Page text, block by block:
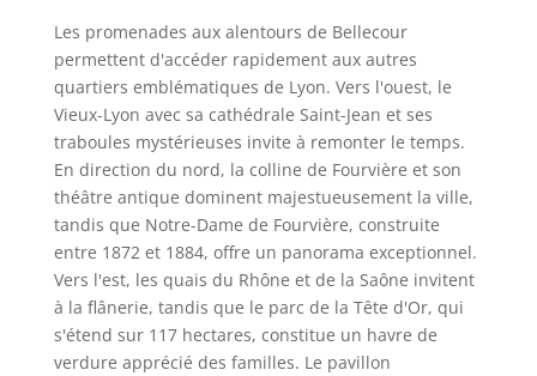
Les promenades aux alentours de Bellecour
permettent d'accéder rapidement aux autres
quartiers emblématiques de Lyon. Vers l'ouest, le
Vieux-Lyon avec sa cathédrale Saint-Jean et ses
traboules mystérieuses invite à remonter le temps.
En direction du nord, la colline de Fourvière et son
théâtre antique dominent majestueusement la ville,
tandis que Notre-Dame de Fourvière, construite
entre 1872 et 1884, offre un panorama exceptionnel.
Vers l'est, les quais du Rhône et de la Saône invitent
à la flânerie, tandis que le parc de la Tête d'Or, qui
s'étend sur 117 hectares, constitue un havre de
verdure apprécié des familles. Le pavillon